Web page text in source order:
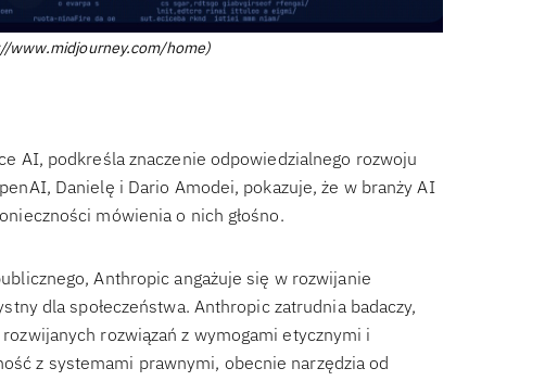
www.midjourney.com/home)
AI, podkreśla znaczenie odpowiedzialnego rozwoju
Danielę i Dario Amodei, pokazuje, że w branży AI
mówienia o nich głośno.
Anthropic angażuje się w rozwijanie
dla społeczeństwa. Anthropic zatrudnia badaczy,
rozwiązań z wymogami etycznymi i
z systemami prawnymi, obecnie narzędzia od